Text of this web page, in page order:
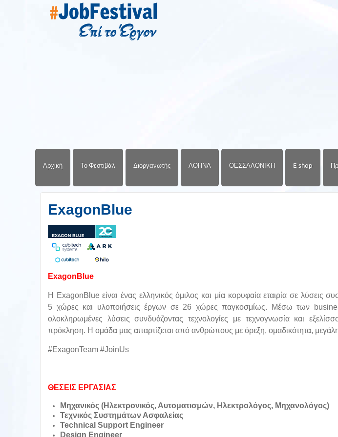
Αρχική Το Φεστιβάλ Διοργανωτής ΑΘΗΝΑ ΘΕΣΣΑΛΟΝΙΚΗ E-shop
ExagonBlue
ExagonBlue
Η ExagonBlue είναι ένας ελληνικός όμιλος και μία κορυφαία εταιρία σε λύσεις
5 χώρες και υλοποιήσεις έργων σε 26 χώρες παγκοσμίως. Μέσω των
ολοκληρωμένες λύσεις συνδυάζοντας τεχνολογίες με τεχνογνωσία και
πρόκληση. Η ομάδα μας απαρτίζεται από ανθρώπους με όρεξη, ομαδικότητα, μεγάλη
#ExagonTeam #JoinUs
ΘΕΣΕΙΣ ΕΡΓΑΣΙΑΣ
Μηχανικός (Ηλεκτρονικός, Αυτοματισμών, Ηλεκτρολόγος, Μηχανολόγος)
Τεχνικός Συστημάτων Ασφαλείας
Technical Support Engineer
Design Engineer